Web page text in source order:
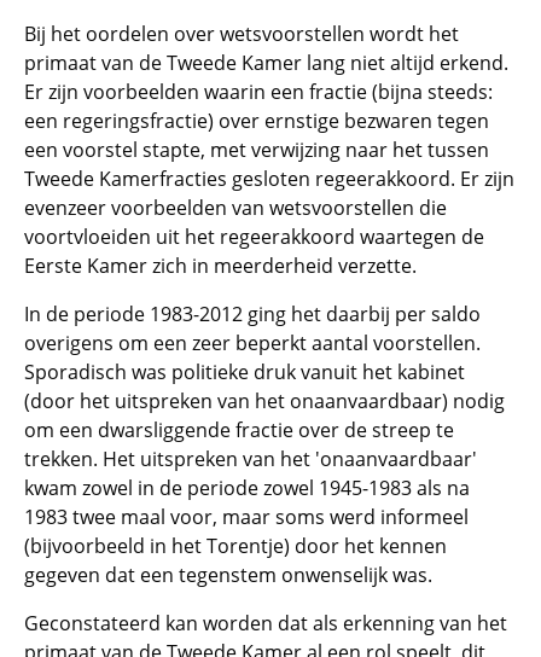
Bij het oordelen over wetsvoorstellen wordt het
primaat van de Tweede Kamer lang niet altijd erkend.
Er zijn voorbeelden waarin een fractie (bijna steeds:
een regeringsfractie) over ernstige bezwaren tegen
een voorstel stapte, met verwijzing naar het tussen
Tweede Kamerfracties gesloten regeerakkoord. Er zijn
evenzeer voorbeelden van wetsvoorstellen die
voortvloeiden uit het regeerakkoord waartegen de
Eerste Kamer zich in meerderheid verzette.
In de periode 1983-2012 ging het daarbij per saldo
overigens om een zeer beperkt aantal voorstellen.
Sporadisch was politieke druk vanuit het kabinet
(door het uitspreken van het onaanvaardbaar) nodig
om een dwarsliggende fractie over de streep te
trekken. Het uitspreken van het 'onaanvaardbaar'
kwam zowel in de periode zowel 1945-1983 als na
1983 twee maal voor, maar soms werd informeel
(bijvoorbeeld in het Torentje) door het kennen
gegeven dat een tegenstem onwenselijk was.
Geconstateerd kan worden dat als erkenning van het